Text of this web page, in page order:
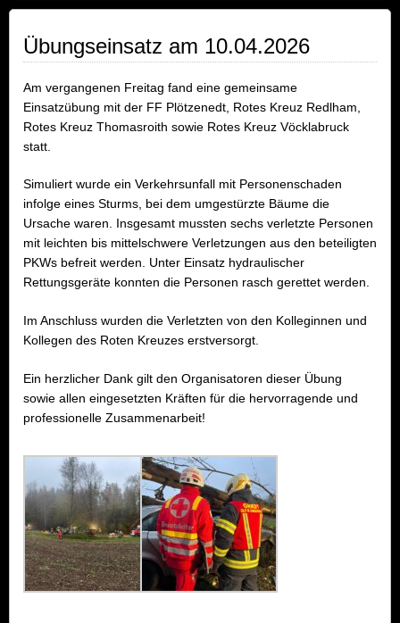
Übungseinsatz am 10.04.2026
Am vergangenen Freitag fand eine gemeinsame
Einsatzübung mit der FF Plötzenedt, Rotes Kreuz Redlham,
Rotes Kreuz Thomasroith sowie Rotes Kreuz Vöcklabruck
statt.
Simuliert wurde ein Verkehrsunfall mit Personenschaden
infolge eines Sturms, bei dem umgestürzte Bäume die
Ursache waren. Insgesamt mussten sechs verletzte Personen
mit leichten bis mittelschwere Verletzungen aus den beteiligten
PKWs befreit werden. Unter Einsatz hydraulischer
Rettungsgeräte konnten die Personen rasch gerettet werden.
Im Anschluss wurden die Verletzten von den Kolleginnen und
Kollegen des Roten Kreuzes erstversorgt.
Ein herzlicher Dank gilt den Organisatoren dieser Übung
sowie allen eingesetzten Kräften für die hervorragende und
professionelle Zusammenarbeit!